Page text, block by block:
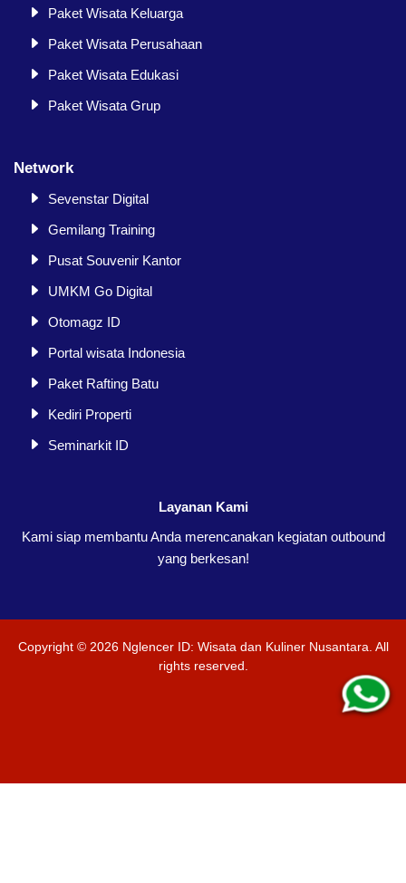
Paket Wisata Keluarga
Paket Wisata Perusahaan
Paket Wisata Edukasi
Paket Wisata Grup
Network
Sevenstar Digital
Gemilang Training
Pusat Souvenir Kantor
UMKM Go Digital
Otomagz ID
Portal wisata Indonesia
Paket Rafting Batu
Kediri Properti
Seminarkit ID
Layanan Kami
Kami siap membantu Anda merencanakan kegiatan outbound
yang berkesan!
Copyright © 2026 Nglencer ID: Wisata dan Kuliner Nusantara . All
rights reserved.